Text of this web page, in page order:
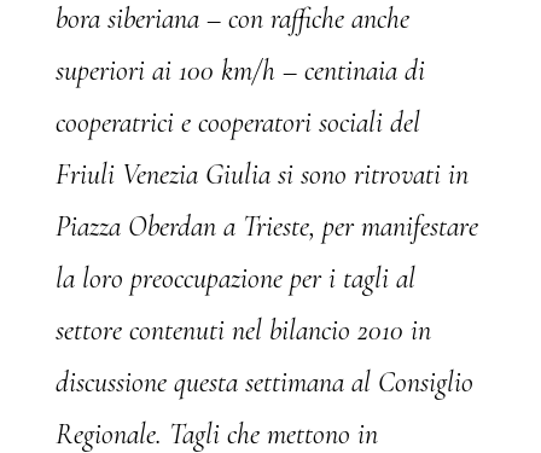
bora siberiana – con raffiche anche
superiori ai 100 km/h – centinaia di
cooperatrici e cooperatori sociali del
Friuli Venezia Giulia si sono ritrovati in
Piazza Oberdan a Trieste, per manifestare
la loro preoccupazione per i tagli al
settore contenuti nel bilancio 2010 in
discussione questa settimana al Consiglio
Regionale. Tagli che mettono in